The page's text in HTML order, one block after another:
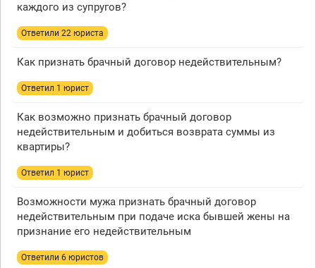
каждого из супругов?
Ответили 22 юристa
Как признать брачный договор недействительным?
Ответил 1 юрист
Как возможно признать брачный договор
недействительным и добиться возврата суммы из
квартиры?
Ответил 1 юрист
Возможности мужа признать брачный договор
недействительным при подаче иска бывшей жены на
признание его недействительным
Ответили 6 юристов